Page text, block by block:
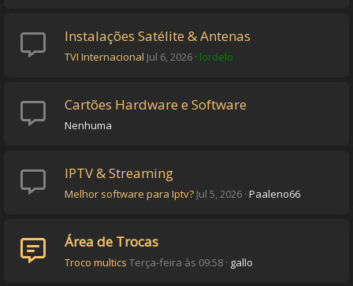
Instalações Satélite & Antenas
TVI Internacional Jul 6, 2026 lordelo
Cartões Hardware e Software
Nenhuma
IPTV & Streaming
Melhor software para Iptv? Jul 5, 2026 Paaleno66
Área de Trocas
Troco multics Terça-feira às 09:58 gallo